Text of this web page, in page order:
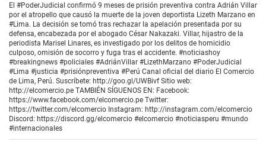
El #PoderJudicial confirmó 9 meses de prisión preventiva contra Adrián Villar
por el atropello que causó la muerte de la joven deportista Lizeth Marzano en
#Lima. La decisión se tomó tras rechazar la apelación presentada por su
defensa, encabezada por el abogado César Nakazaki. Villar, hijastro de la
periodista Marisel Linares, es investigado por los delitos de homicidio
culposo, omisión de socorro y fuga tras el accidente. #noticiashoy
#breakingnews #policiales #AdriánVillar #LizethMarzano #PoderJudicial
#Lima #justicia #prisiónpreventiva #Perú Canal oficial del diario El Comercio
de Lima, Perú. Suscríbete: http://goo.gl/UWBivf Sitio web:
http://elcomercio.pe TAMBIÉN SÍGUENOS EN: Facebook:
https://www.facebook.com/elcomercio.pe Twitter:
https://twitter.com/elcomercio Instagram: http://instagram.com/elcomercio
Discord: https://discord.gg/elcomercio #elcomercio #noticiasperu #mundo
#internacionales